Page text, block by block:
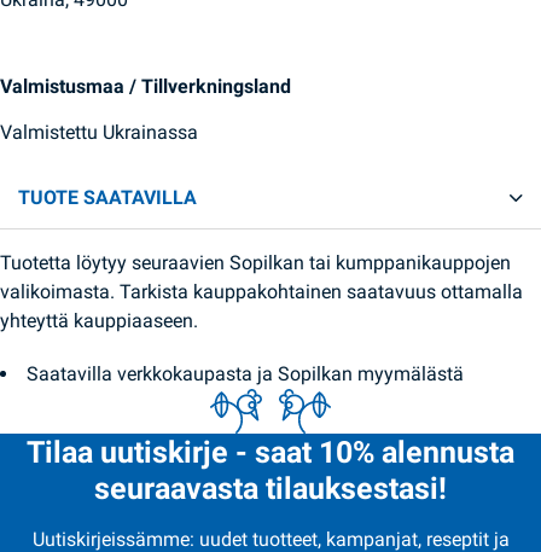
Valmistusmaa / Tillverkningsland
Valmistettu Ukrainassa
TUOTE SAATAVILLA
Tuotetta löytyy seuraavien Sopilkan tai kumppanikauppojen
valikoimasta. Tarkista kauppakohtainen saatavuus ottamalla
yhteyttä kauppiaaseen.
Saatavilla verkkokaupasta ja Sopilkan myymälästä
Tilaa uutiskirje - saat 10% alennusta
seuraavasta tilauksestasi!
Uutiskirjeissämme: uudet tuotteet, kampanjat, reseptit ja